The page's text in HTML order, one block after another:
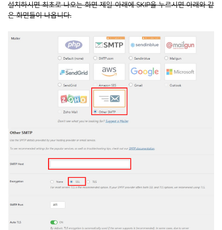
설치하시면 최초로 나오는 화면 제일 아래에 SKIP을 누르시면 아래와 같
은 화면들이 나옵니다.